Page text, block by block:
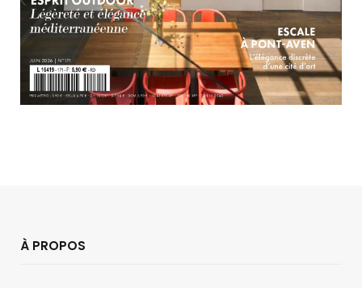
À PROPOS